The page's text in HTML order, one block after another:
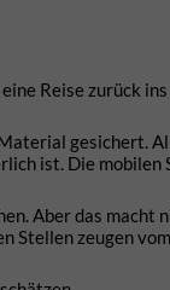
Reise zurück
gesichert.
ist. Die mobilen
Aber das macht
Stellen zeugen